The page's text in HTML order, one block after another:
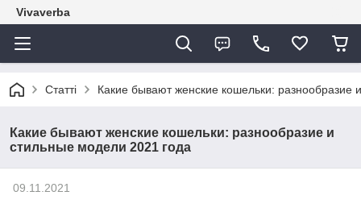
Vivaverba
Статті Какие бывают женские кошельки: разнообразие
Какие бывают женские кошельки: разнообразие и
стильные модели 2021 года
09.11.2021